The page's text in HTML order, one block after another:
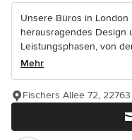
Unsere Büros in
herausragendes Design
Leistungsphasen, von
Mehr
Fischers Allee 72,